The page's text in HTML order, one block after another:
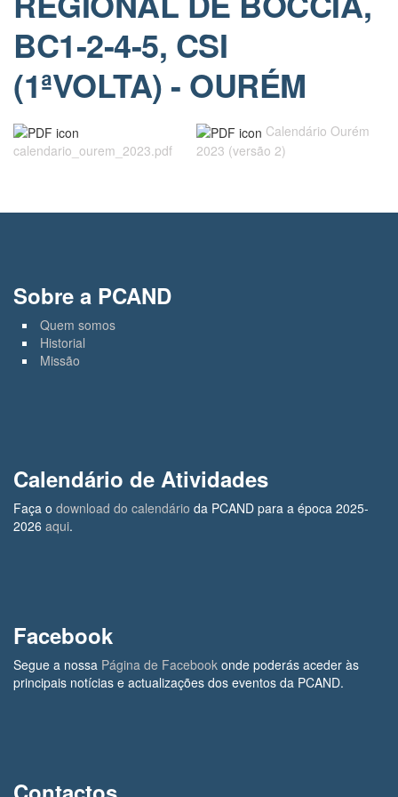
BC1-2-4-5, CSI
(1ªVOLTA) - OURÉM
calendario_ourem_2023.pdf
Calendário Ourém
2023 (versão 2)
Sobre a PCAND
Quem somos
Historial
Missão
Calendário de Atividades
Faça o download do calendário da PCAND para a época 2025-
2026 aqui.
Facebook
Segue a nossa Página de Facebook onde poderás aceder às
principais notícias e actualizações dos eventos da PCAND.